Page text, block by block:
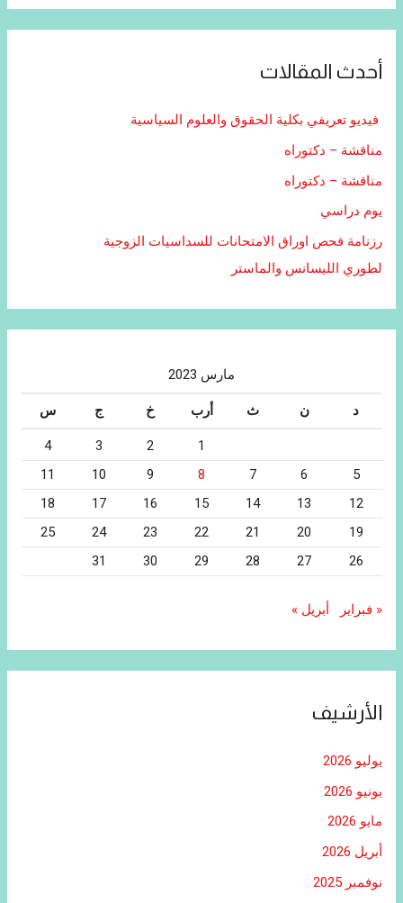
أحدث المقالات
فيديو تعريفي بكلية الحقوق والعلوم السياسية
مناقشة – دكتوراه
مناقشة – دكتوراه
يوم دراسي
رزنامة فحص اوراق الامتحانات للسداسيات الزوجية
لطوري الليسانس والماستر
مارس 2023
د ن ث أرب خ ج س
1
2
3
4
5
6
7
8
9
10
11
12
13
14
15
16
17
18
19
20
21
22
23
24
25
26
27
28
29
30
31
« فبراير أبريل »
الأرشيف
يوليو 2026
يونيو 2026
مايو 2026
أبريل 2026
نوفمبر 2025